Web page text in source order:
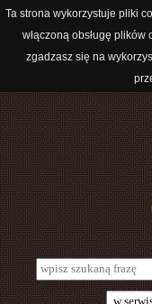
Ta strona wykorzystuje pliki
włączoną obsługę
zgadzasz się na